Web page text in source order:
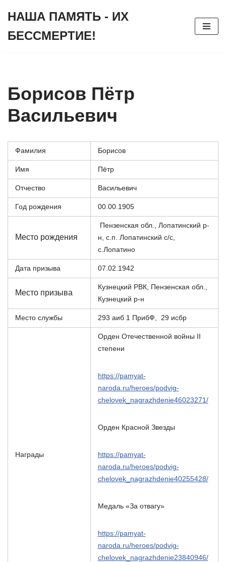
к
НАША ПАМЯТЬ - ИХ
БЕССМЕРТИЕ!
Борисов Пётр
Васильевич
Фамилия Борисов
Имя Пётр
Отчество Васильевич
Год рождения 00.00.1905
Место рождения
Пензенская обл., Лопатинский р-
н, с.п. Лопатинский с/с,
с.Лопатино
Дата призыва 07.02.1942
Место призыва
Кузнецкий РВК, Пензенская обл.,
Кузнецкий р-н
Место службы 293 аиб 1 ПрибФ, 29 исбр
Награды
Орден Отечественной войны II
степени
https://pamyat-
naroda.ru/heroes/podvig-
chelovek_nagrazhdenie46023271/
Орден Красной Звезды
https://pamyat-
naroda.ru/heroes/podvig-
chelovek_nagrazhdenie40255428/
Медаль «За отвагу»
https://pamyat-
naroda.ru/heroes/podvig-
chelovek_nagrazhdenie23840946/